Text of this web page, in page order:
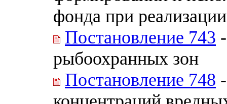
фонда при
Постановление 743
рыбоохранных зон
Постановление 748